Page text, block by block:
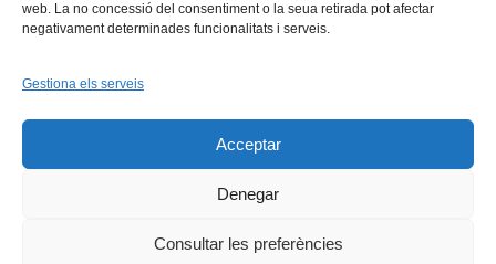
web. La no concessió del consentiment o la seua retirada pot afectar
negativament determinades funcionalitats i serveis.
Gestiona els serveis
Acceptar
Denegar
Consultar les preferències
Instagram
Flickr
INICI QUI SOM
PROGRAMES
DESENVOLUPAMENT SOSTENIBLE
AVÍS LEGAL
Copyright © 2026 - Xarxa Vives d'Universitats